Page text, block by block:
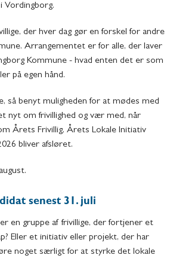
Vordingborg.
der hver dag gør en forskel for andre
Arrangementet er for alle, der laver
Kommune - hvad enten det er som
på egen hånd.
så benyt muligheden for at mødes med
nyt om frivillighed og vær med, når
Årets Frivillig, Årets Lokale Initiativ
bliver afsløret.
senest 31. juli
en gruppe af frivillige, der fortjener et
Eller et initiativ eller projekt, der har
noget særligt for at styrke det lokale